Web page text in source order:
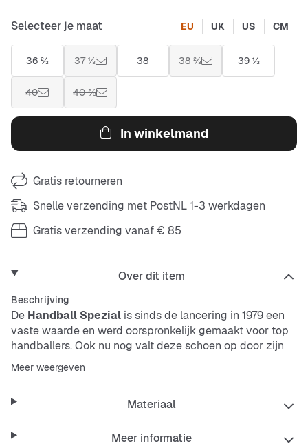
Selecteer je maat EU UK US CM
36 ⅔ 37 ⅓ 38 38 ⅔ 39 ⅓
40 40 ⅔
In winkelmand
Gratis retourneren
Snelle verzending met PostNL 1-3 werkdagen
Gratis verzending vanaf € 85
Over dit item
Beschrijving
De Handball Spezial is sinds de lancering in 1979 een
vaste waarde en werd oorspronkelijk gemaakt voor top
handballers. Ook nu nog valt deze schoen op door zijn
tijdloze stijl en comfort. Het bovenmateriaal van soepel
suède geeft deze schoenen een hoogwaardige
uitstraling die op straat opvalt. De zachte buitenzool van
natuurlijk rubber versterkt de vintage vibe en zorgt voor
goede grip en duurzaamheid. HetadidasSpezial
Trefoil-logo op de tong en de naam Spezial in gouden
Meer weergeven
Materiaal
Meer informatie